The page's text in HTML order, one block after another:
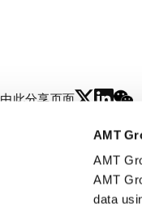
AMT
AMT
AMT
data
由此分享页面